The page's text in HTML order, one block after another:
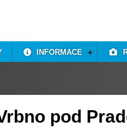
INFORMACE
pod